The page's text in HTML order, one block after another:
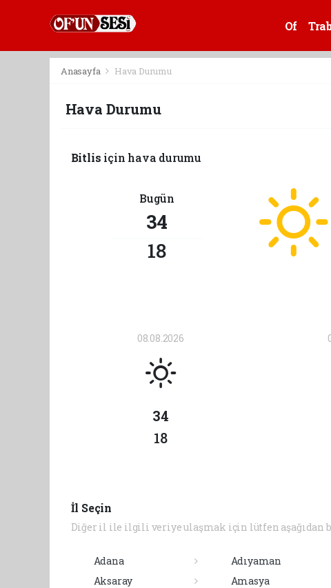
Of
Anasayfa Hava Durumu
Hava Durumu
Bitlis için hava durumu
Bugün
34
18
08.08.2026
34
18
İl Seçin
Diğer il ile ilgili veriye ulaşmak için lütfen aşağıdan
Adana Adıyaman
Aksaray
Amasya